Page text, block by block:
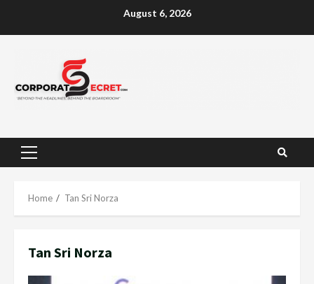
August 6, 2026
Primary
Home Tan Sri Norza
Tan Sri Norza